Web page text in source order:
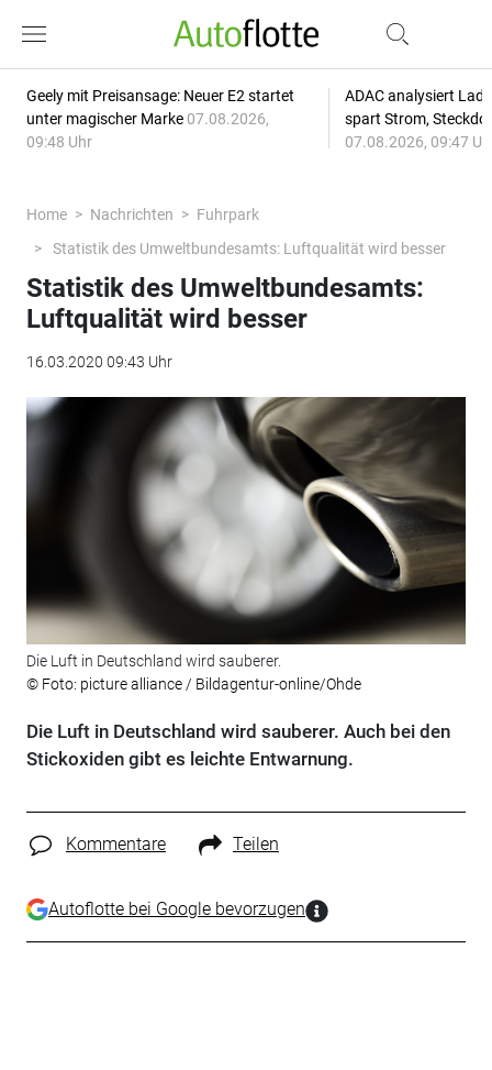
Geely mit Preisansage: Neuer E2 startet
unter magischer Marke 07.08.2026,
09:48 Uhr
ADAC analysiert
spart Strom,
07.08.2026, 09:47
Home Nachrichten
Fuhrpark
Statistik des Umweltbundesamts: Luftqualität wird besser
Statistik des Umweltbundesamts:
Luftqualität wird besser
16.03.2020 09:43 Uhr
Die Luft in Deutschland wird sauberer.
© Foto: picture alliance / Bildagentur-online/Ohde
Die Luft in Deutschland wird sauberer. Auch bei den
Stickoxiden gibt es leichte Entwarnung.
Kommentare Teilen
Autoflotte bei Google bevorzugen